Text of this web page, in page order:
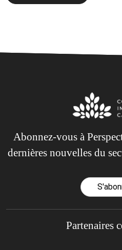
Abonnez-vous à
dernières nouvelles du
Partenaires